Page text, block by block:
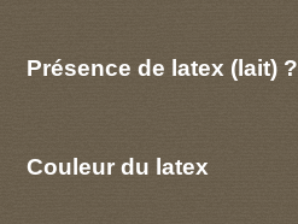
Présence de latex (lait) ?
Couleur du latex